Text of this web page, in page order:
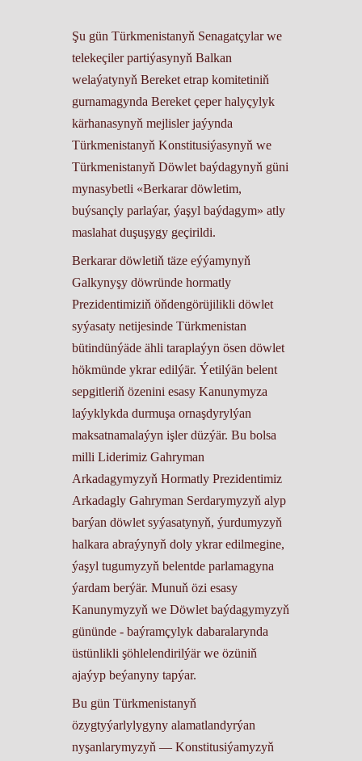
Şu gün Türkmenistanyň Senagatçylar we
telekeçiler partiýasynyň Balkan
welaýatynyň Bereket etrap komitetiniň
gurnamagynda Bereket çeper halyçylyk
kärhanasynyň mejlisler jaýynda
Türkmenistanyň Konstitusiýasynyň we
Türkmenistanyň Döwlet baýdagynyň güni
mynasybetli «Berkarar döwletim,
buýsançly parlaýar, ýaşyl baýdagym» atly
maslahat duşuşygy geçirildi.
Berkarar döwletiň täze eýýamynyň
Galkynyşy döwründe hormatly
Prezidentimiziň öňdengörüjilikli döwlet
syýasaty netijesinde Türkmenistan
bütindünýäde ähli taraplaýyn ösen döwlet
hökmünde ykrar edilýär. Ýetilýän belent
sepgitleriň özenini esasy Kanunymyza
laýyklykda durmuşa ornaşdyrylýan
maksatnamalaýyn işler düzýär. Bu bolsa
milli Liderimiz Gahryman
Arkadagymyzyň Hormatly Prezidentimiz
Arkadagly Gahryman Serdarymyzyň alyp
barýan döwlet syýasatynyň, ýurdumyzyň
halkara abraýynyň doly ykrar edilmegine,
ýaşyl tugumyzyň belentde parlamagyna
ýardam berýär. Munuň özi esasy
Kanunymyzyň we Döwlet baýdagymyzyň
gününde - baýramçylyk dabaralarynda
üstünlikli şöhlelendirilýär we özüniň
ajaýyp beýanyny tapýar.
Bu gün Türkmenistanyň
özygtyýarlylygyny alamatlandyrýan
nyşanlarymyzyň — Konstitusiýamyzyň